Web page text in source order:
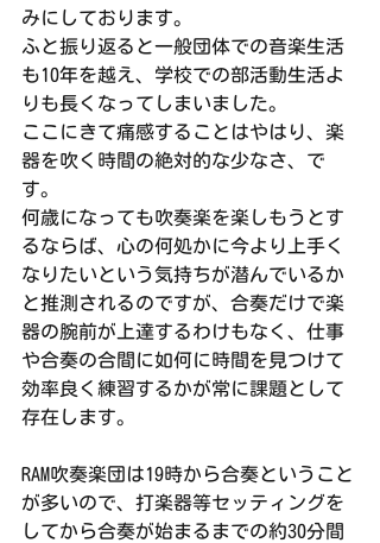
みにしております。
ふと振り返ると一般団体での音楽生活
も10年を越え、学校での部活動生活よ
りも長くなってしまいました。
ここにきて痛感することはやはり、楽
器を吹く時間の絶対的な少なさ、で
す。
何歳になっても吹奏楽を楽しもうとす
るならば、心の何処かに今より上手く
なりたいという気持ちが潜んでいるか
と推測されるのですが、合奏だけで楽
器の腕前が上達するわけもなく、仕事
や合奏の合間に如何に時間を見つけて
効率良く練習するかが常に課題として
存在します。
RAM吹奏楽団は19時から合奏ということ
が多いので、打楽器等セッティングを
してから合奏が始まるまでの約30分間